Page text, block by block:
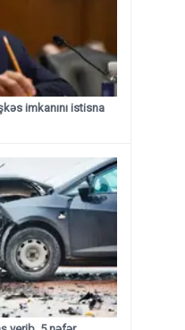
imkanını istisna